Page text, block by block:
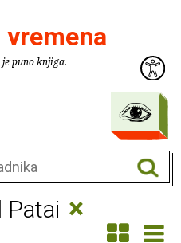
je puno knjiga.
Patai ×